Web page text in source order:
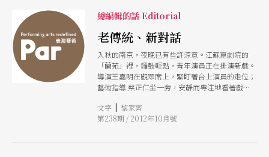
總編輯的話 Editorial
老傳統、新對話
入秋的南京，夜晚已有些許涼意。江蘇崑劇院的
「蘭苑」裡，鑼鼓輕點，青年演員正在排演新戲。
導演王嘉明在觀眾席上，緊盯著台上演員的走位；
藝術指導 蔡正仁坐一旁，安靜而專注地看著戲，
上全本呈現的《南柯夢》排練現場。素有「劇場頑
童」的王嘉明首度跨界執 導崑曲，沒想搞革命，
文字 | 黎家齊
第238期 / 2012年10月號